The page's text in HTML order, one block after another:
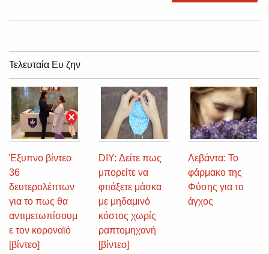
Τελευταία Ευ ζην
Έξυπνο βίντεο
36
δευτερολέπτων
για το πως θα
αντιμετωπίσουμ
ε τον κοροναϊό
[βίντεο]
DIY: Δείτε πως
μπορείτε να
φτιάξετε μάσκα
με μηδαμινό
κόστος χωρίς
ραπτομηχανή
[βίντεο]
Λεβάντα: Το
φάρμακο της
Φύσης για το
άγχος